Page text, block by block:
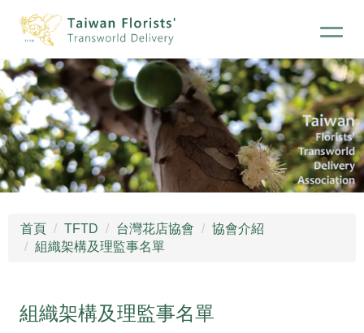
首頁 TFTD 台灣花店協會
協會介紹
組織架構及理監事名單
組織架構及理監事名單